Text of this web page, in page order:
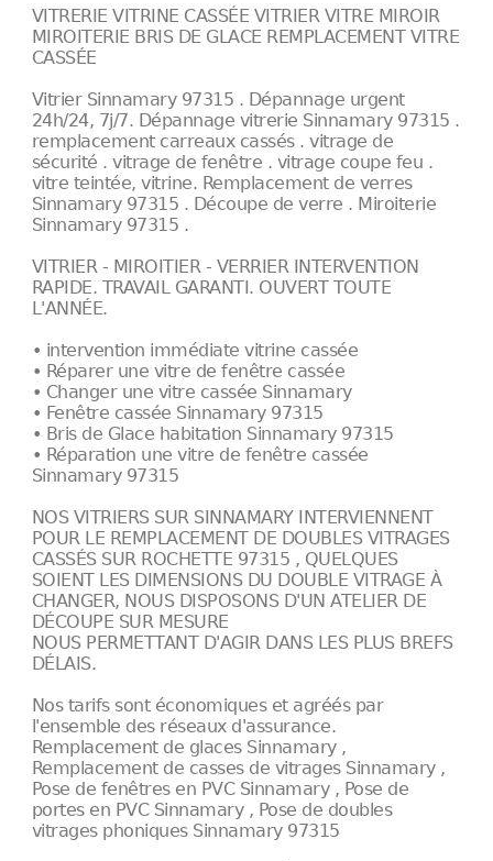
VITRERIE VITRINE CASSÉE VITRIER VITRE MIROIR
MIROITERIE BRIS DE GLACE REMPLACEMENT VITRE
CASSÉE
Vitrier Sinnamary 97315 . Dépannage urgent
24h/24, 7j/7. Dépannage vitrerie Sinnamary 97315 .
remplacement carreaux cassés . vitrage de
sécurité . vitrage de fenêtre . vitrage coupe feu .
vitre teintée, vitrine. Remplacement de verres
Sinnamary 97315 . Découpe de verre . Miroiterie
Sinnamary 97315 .
VITRIER - MIROITIER - VERRIER INTERVENTION
RAPIDE. TRAVAIL GARANTI. OUVERT TOUTE
L'ANNÉE.
• intervention immédiate vitrine cassée
• Réparer une vitre de fenêtre cassée
• Changer une vitre cassée Sinnamary
• Fenêtre cassée Sinnamary 97315
• Bris de Glace habitation Sinnamary 97315
• Réparation une vitre de fenêtre cassée
Sinnamary 97315
NOS VITRIERS SUR SINNAMARY INTERVIENNENT
POUR LE REMPLACEMENT DE DOUBLES VITRAGES
CASSÉS SUR ROCHETTE 97315 , QUELQUES
SOIENT LES DIMENSIONS DU DOUBLE VITRAGE À
CHANGER, NOUS DISPOSONS D'UN ATELIER DE
DÉCOUPE SUR MESURE
NOUS PERMETTANT D'AGIR DANS LES PLUS BREFS
DÉLAIS.
Nos tarifs sont économiques et agréés par
l'ensemble des réseaux d'assurance.
Remplacement de glaces Sinnamary ,
Remplacement de casses de vitrages Sinnamary ,
Pose de fenêtres en PVC Sinnamary , Pose de
portes en PVC Sinnamary , Pose de doubles
vitrages phoniques Sinnamary 97315